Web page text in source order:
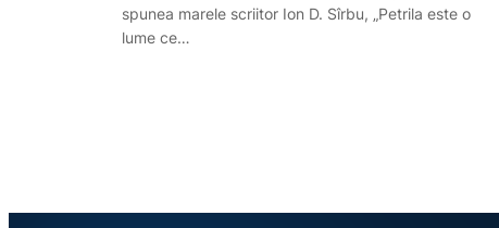
spunea marele scriitor Ion D. Sîrbu, „Petrila este o
lume ce…